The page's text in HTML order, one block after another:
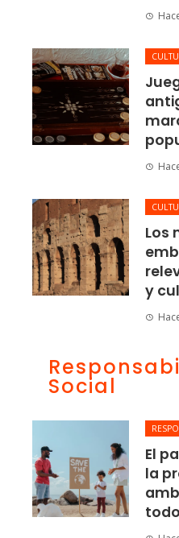
Los
y
Social
El
la